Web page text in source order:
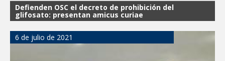
Defienden OSC el decreto de prohibición del
glifosato: presentan amicus curiae
6 de julio de 2021